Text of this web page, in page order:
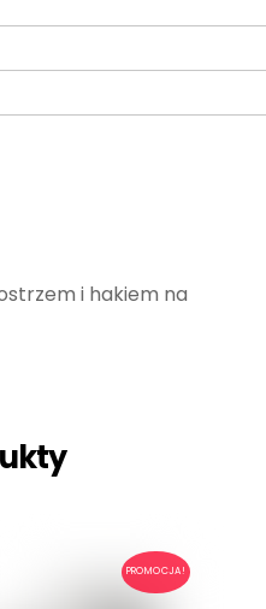
i hakiem na
PROMOCJA!